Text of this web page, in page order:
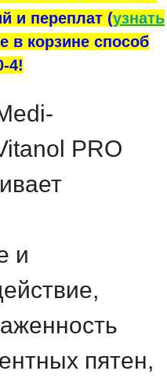
и переплат (узнать
в корзине способ
4!
PRO
и
пятен,